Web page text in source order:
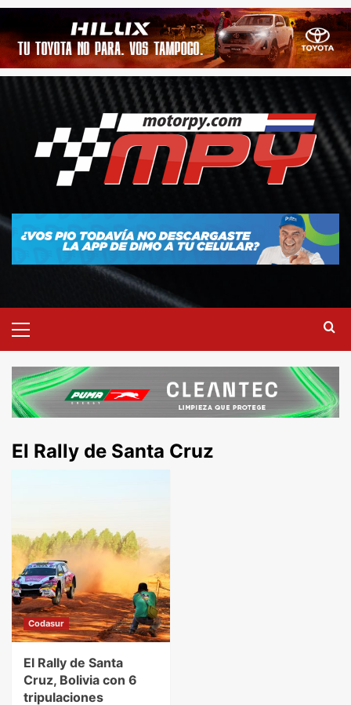
El Rally de Santa Cruz
Codasur
El Rally de Santa
Cruz, Bolivia con 6
tripulaciones